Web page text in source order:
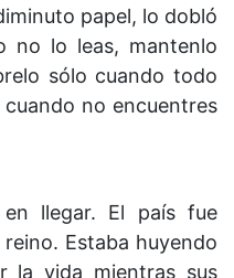
papel, lo dobló
no lo leas, mantenlo
sólo cuando todo
no encuentres
llegar. El país fue
Estaba huyendo
la vida mientras sus